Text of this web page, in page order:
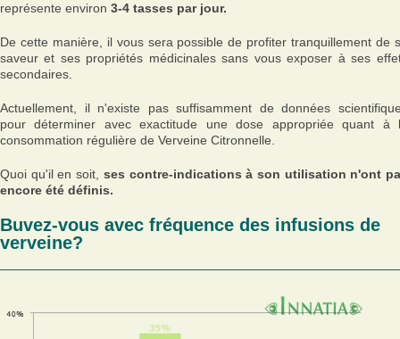
représente environ 3-4 tasses par jour.
De cette manière, il vous sera possible de profiter tranquillement de
saveur et ses propriétés médicinales sans vous exposer à ses
secondaires.
Actuellement, il n'existe pas suffisamment de données
pour déterminer avec exactitude une dose appropriée quant à
consommation régulière de Verveine Citronnelle.
Quoi qu'il en soit, ses contre-indications à son utilisation n'ont
encore été définis.
Buvez-vous avec fréquence des infusions de
verveine?